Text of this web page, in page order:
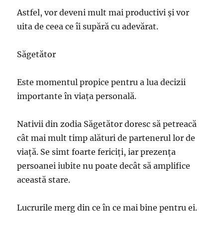
Astfel, vor deveni mult mai productivi și vor
uita de ceea ce îi supără cu adevărat.
Săgetător
Este momentul propice pentru a lua decizii
importante în viaţa personală.
Nativii din zodia Săgetător doresc să petreacă
cât mai mult timp alături de partenerul lor de
viață. Se simt foarte fericiți, iar prezența
persoanei iubite nu poate decât să amplifice
această stare.
Lucrurile merg din ce în ce mai bine pentru ei.